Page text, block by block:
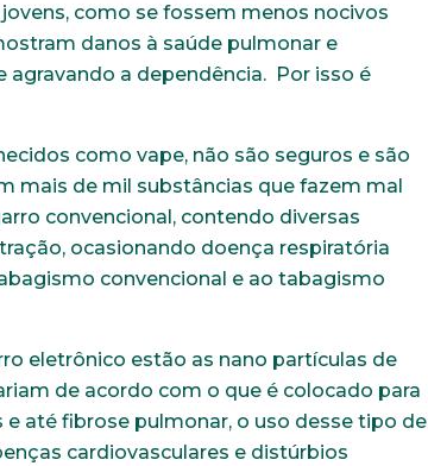
como se fossem menos nocivos
danos à saúde pulmonar e
a dependência. Por isso é
como vape, não são seguros e são
mais de mil substâncias que fazem mal
convencional, contendo diversas
ocasionando doença respiratória
convencional e ao tabagismo
eletrônico estão as nano partículas de
de acordo com o que é colocado para
até fibrose pulmonar, o uso desse tipo de
cardiovasculares e distúrbios